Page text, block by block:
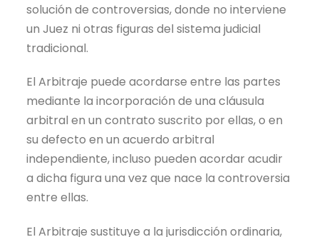
solución de controversias, donde no interviene
un Juez ni otras figuras del sistema judicial
tradicional.
El Arbitraje puede acordarse entre las partes
mediante la incorporación de una cláusula
arbitral en un contrato suscrito por ellas, o en
su defecto en un acuerdo arbitral
independiente, incluso pueden acordar acudir
a dicha figura una vez que nace la controversia
entre ellas.
El Arbitraje sustituye a la jurisdicción ordinaria,